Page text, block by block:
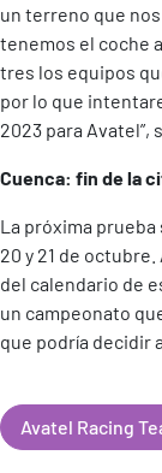
un terreno que
tenemos el coche
tres los equipos
por lo que
2023 para Avatel”,
Cuenca: fin de la
La próxima prueba
20 y 21 de
del calendario de
un campeonato
que podría decidir
Avatel Racing